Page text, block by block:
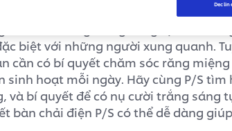
với hàm răng trắng sáng tự nhiên
biệt với những người xung quanh.
cần có bí quyết chăm sóc răng
sinh hoạt mỗi ngày. Hãy cùng P/S
và bí quyết để có nụ cười trắng sáng
bàn chải điện P/S có thể dễ dàng